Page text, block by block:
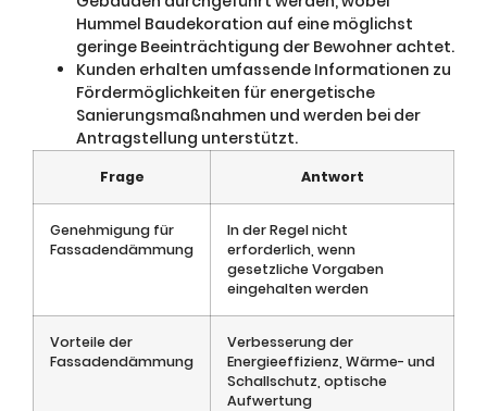
Hummel Baudekoration auf eine möglichst
geringe Beeinträchtigung der Bewohner achtet.
Kunden erhalten umfassende Informationen zu
Fördermöglichkeiten für energetische
Sanierungsmaßnahmen und werden bei der
Antragstellung unterstützt.
Frage Antwort
Genehmigung für
Fassadendämmung
In der Regel nicht
erforderlich, wenn
gesetzliche Vorgaben
eingehalten werden
Vorteile der
Fassadendämmung
Verbesserung der
Energieeffizienz, Wärme- und
Schallschutz, optische
Aufwertung